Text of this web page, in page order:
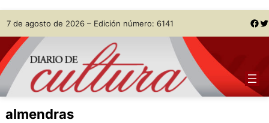
Skip
to
content
7 de agosto de 2026 – Edición número: 6141 Facebook Twitter
almendras